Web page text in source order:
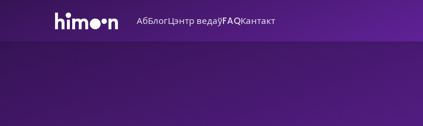
АбБлогЦэнтр ведаўFAQКантакт